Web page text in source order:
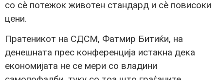
со сè потежок животен стандард и сè повисоки
цени.
Пратеникот на СДСМ, Фатмир Битиќи, на
денешната прес конференција истакна дека
економијата не се мери со владини